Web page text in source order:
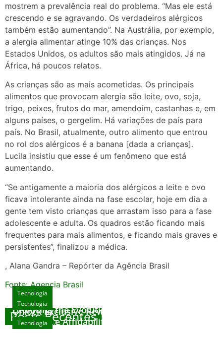
mostrem a prevalência real do problema. “Mas ele está
crescendo e se agravando. Os verdadeiros alérgicos
também estão aumentando”. Na Austrália, por exemplo,
a alergia alimentar atinge 10% das crianças. Nos
Estados Unidos, os adultos são mais atingidos. Já na
África, há poucos relatos.
As crianças são as mais acometidas. Os principais
alimentos que provocam alergia são leite, ovo, soja,
trigo, peixes, frutos do mar, amendoim, castanhas e, em
alguns países, o gergelim. Há variações de país para
país. No Brasil, atualmente, outro alimento que entrou
no rol dos alérgicos é a banana [dada a crianças].
Lucila insistiu que esse é um fenômeno que está
aumentando.
“Se antigamente a maioria dos alérgicos a leite e ovo
ficava intolerante ainda na fase escolar, hoje em dia a
gente tem visto crianças que arrastam isso para a fase
adolescente e adulta. Os quadros estão ficando mais
frequentes para mais alimentos, e ficando mais graves e
persistentes”, finalizou a médica.
, Alana Gandra – Repórter da Agência Brasil
Fonte: Agencia Brasil
Posts Recentes
Tecnologia
Exploring the Evolution of Online Slot Games
agosto 7, 2026
Tecnologia
Unlock Exclusive Rewards at The Big Dog
House
Tecnologia
Sicurezza e Affidabilità di Mr Nulls Wicked
Wares
Tecnologia